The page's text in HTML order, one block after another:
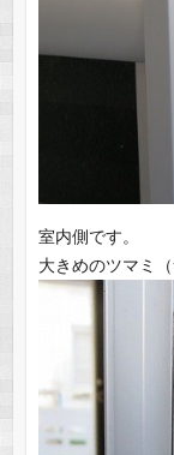
室内側です。
大きめのツマミ